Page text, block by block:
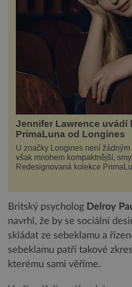
Jennifer Lawrence uvádí
PrimaLuna od Longines
U značky Longines není
však mnohem kompaktnější,
Redesignovaná kolekce
je značka Longines dnes a čím
Britský psycholog Delroy
navrhl, že by se sociální
skládat ze sebeklamu a
sebeklamu patří takové
kterému sami věříme.